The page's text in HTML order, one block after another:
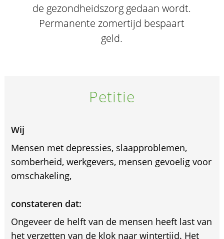
de gezondheidszorg gedaan wordt.
Permanente zomertijd bespaart
geld.
Petitie
Wij
Mensen met depressies, slaapproblemen,
somberheid, werkgevers, mensen gevoelig voor
omschakeling,
constateren dat:
Ongeveer de helft van de mensen heeft last van
het verzetten van de klok naar wintertijd. Het